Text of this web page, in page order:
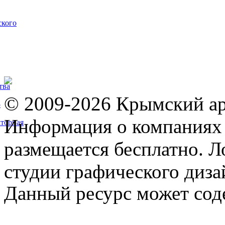
© 2009-2026 Крымский
Информация о компаниях
размещается бесплатно.
студии графического
Данный ресурс может